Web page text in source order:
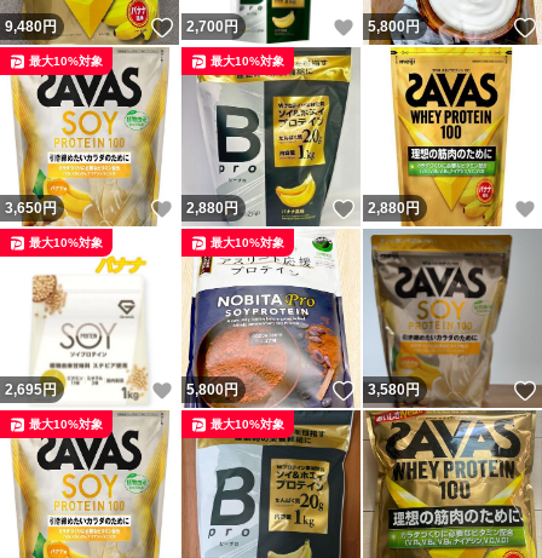
9,480円 いいね！
2,700 円 いいね！
5,800円
3,650円 いいね！
最大10%対象
2,880円 いいね！
最大10%対象
2,880円
2,695円 いいね！
最大10%対象
5,800円 いいね！
最大10%対象
3,580円
最大10%対象 最大10%対象